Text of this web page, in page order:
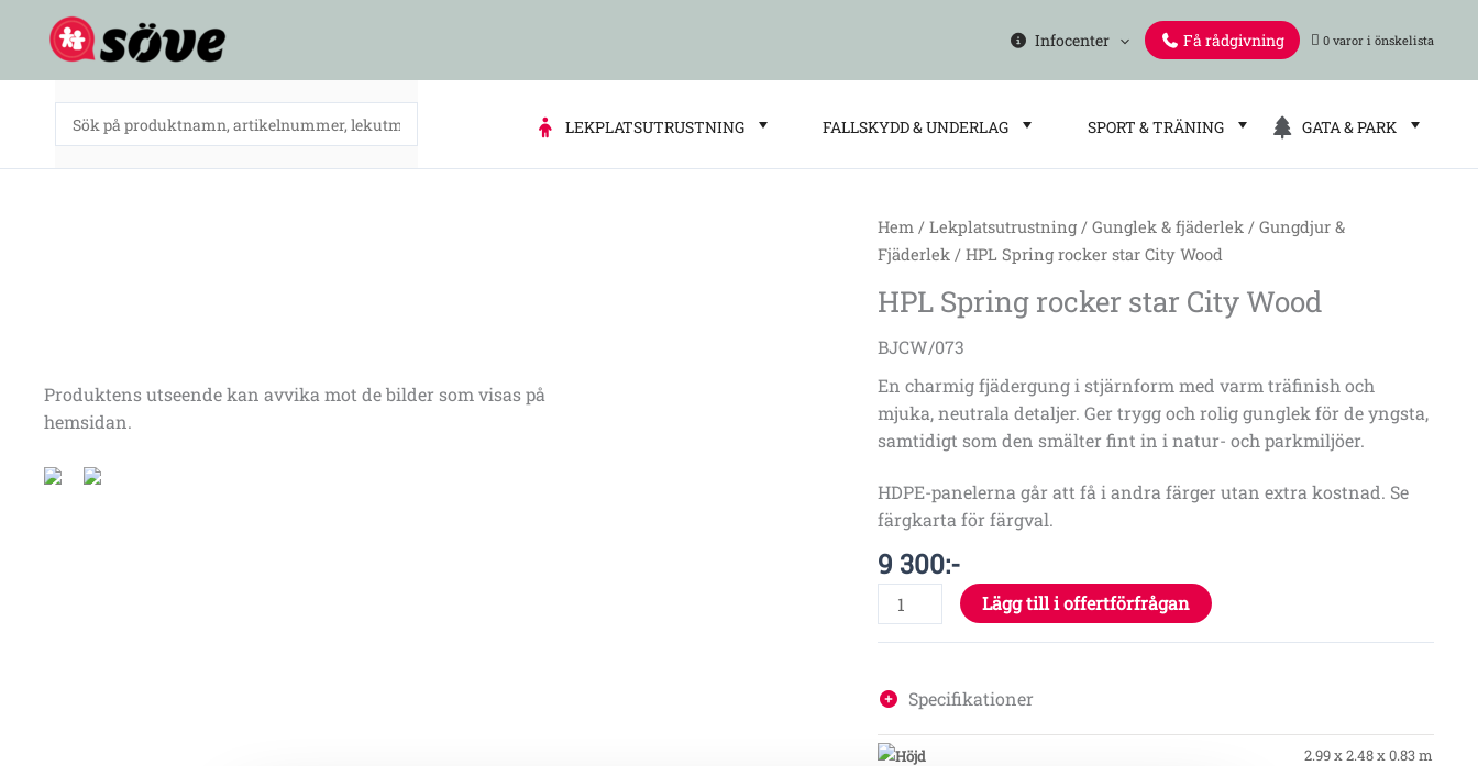
innehåll
Infocenter Få rådgivning 0 varor
LEKPLATSUTRUSTNING FALLSKYDD & UNDERLAG SPORT & TRÄNING GATA & PARK
Hem /Lekplatsutrustning /Gunglek & fjäderlek /Gungdjur &
Fjäderlek / HPL Spring rocker star City Wood
HPL Spring rocker star City Wood
BJCW/073
En charmig fjädergung i stjärnform med varm träfinish och
mjuka, neutrala detaljer. Ger trygg och rolig gunglek för de yngsta,
samtidigt som den smälter fint in i natur- och parkmiljöer.
HDPE-panelerna går att få i andra färger utan extra kostnad. Se
färgkarta för färgval.
9 300:-
HPL
rocker
City
Wood
mängd
Lägg till i offertförfrågan
Specifikationer
2.99 x 2.48 x 0.83 m
Produktens utseende kan avvika mot de bilder som visas på
hemsidan.